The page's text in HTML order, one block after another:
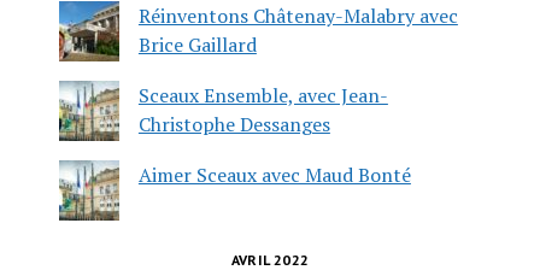
Réinventons Châtenay-Malabry avec
Brice Gaillard
Sceaux Ensemble, avec Jean-
Christophe Dessanges
Aimer Sceaux avec Maud Bonté
AVRIL 2022